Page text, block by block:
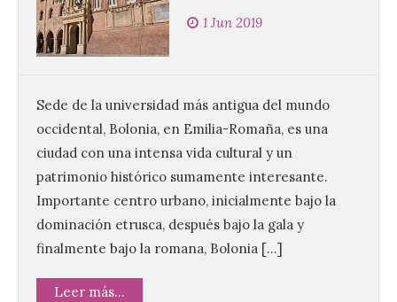
1 Jun 2019
Sede de la universidad más antigua del mundo
occidental, Bolonia, en Emilia-Romaña, es una
ciudad con una intensa vida cultural y un
patrimonio histórico sumamente interesante.
Importante centro urbano, inicialmente bajo la
dominación etrusca, después bajo la gala y
finalmente bajo la romana, Bolonia […]
Leer más...